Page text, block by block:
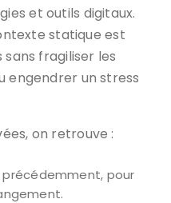
et outils digitaux.
statique est
fragiliser les
engendrer un stress
on retrouve :
pour